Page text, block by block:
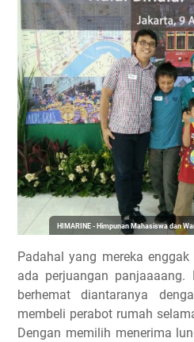
HIMARINE - Himpunan Mahasiswa dan
Padahal yang mereka
ada perjuangan panjaaaang.
berhemat diantaranya
membeli perabot rumah
Dengan memilih menerima